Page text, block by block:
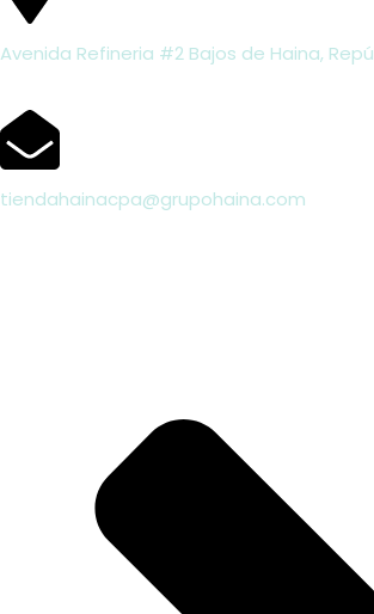
Avenida Refineria #2 Bajos de Haina,
tiendahainacpa@grupohaina.com